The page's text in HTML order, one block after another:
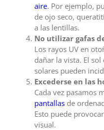
aire. Por ejemplo,
de ojo seco,
a las lentillas.
No utilizar gafas
Los rayos UV en
dañar la vista. El
solares pueden
Excederse en las
Cada vez pasamos
pantallas de
Esto puede
visual.